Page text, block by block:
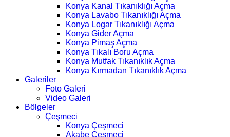
Konya Kanal Tıkanıklığı Açma
Konya Lavabo Tıkanıklığı Açma
Konya Logar Tıkanıklığı Açma
Konya Gider Açma
Konya Pimaş Açma
Konya Tıkalı Boru Açma
Konya Mutfak Tıkanıklık Açma
Konya Kırmadan Tıkanıklık Açma
Galeriler
Foto Galeri
Video Galeri
Bölgeler
Çeşmeci
Konya Çeşmeci
Akabe Çeşmeci